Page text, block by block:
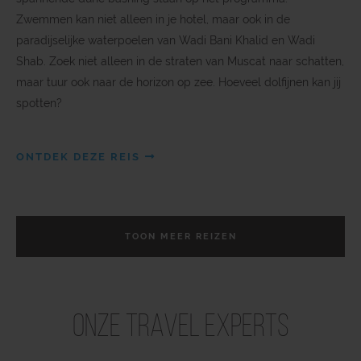
Zwemmen kan niet alleen in je hotel, maar ook in de
paradijselijke waterpoelen van Wadi Bani Khalid en Wadi
Shab. Zoek niet alleen in de straten van Muscat naar schatten,
maar tuur ook naar de horizon op zee. Hoeveel dolfijnen kan jij
spotten?
ONTDEK DEZE REIS
TOON MEER REIZEN
Onze Travel Experts